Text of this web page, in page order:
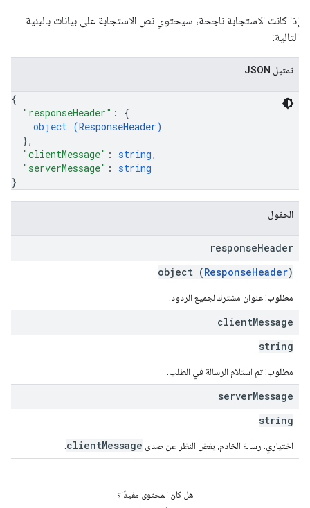
إذا كانت الاستجابة ناجحة، سيحتوي نص الاستجابة على بيانات بالبنية
التالية:
تمثيل JSON
{
"responseHeader" : {
object (ResponseHeader)
},
"clientMessage" : string,
"serverMessage" : string
}
الحقول
responseHeader
object (ResponseHeader)
مطلوب: عنوان مشترك لجميع الردود.
clientMessage
string
مطلوب: تم استلام الرسالة في الطلب.
serverMessage
string
اختياري : رسالة الخادم، بغض النظر عن صدى clientMessage
هل كان المحتوى مفيدًا؟